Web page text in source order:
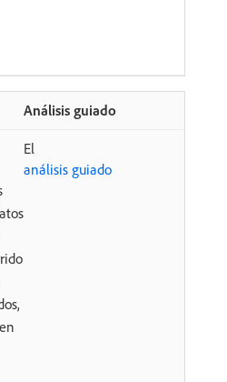
Análisis guiado
El
análisis guiado